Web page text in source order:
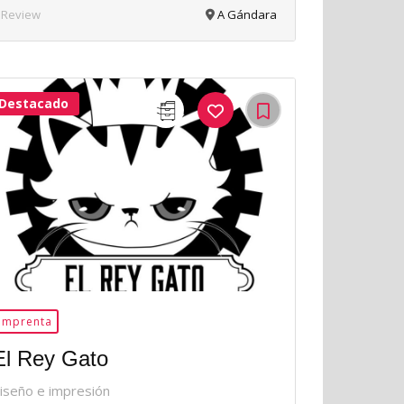
A Gándara
12Me
Gusta
Rey Gato
e impresión